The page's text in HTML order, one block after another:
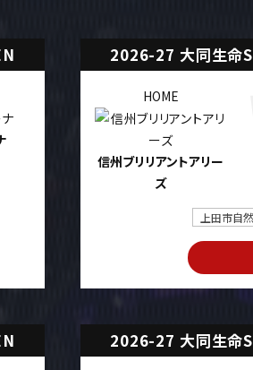
2026-27 大同生命
HOME
信州ブリリアントアリー
ズ
上田市自
2026-27 大同生命